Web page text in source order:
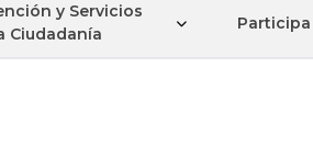
y Servicios
Ciudadanía
Participa